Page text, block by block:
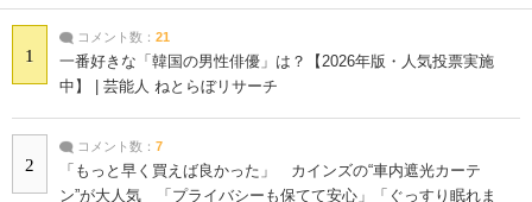
1
コメント数： 21
一番好きな「韓国の男性俳優」は？【2026年版・人気投票実施
中】 | 芸能人 ねとらぼリサーチ
2
コメント数： 7
「もっと早く買えば良かった」 カインズの“車内遮光カーテ
ン”が大人気 「プライバシーも保てて安心」「ぐっすり眠れま